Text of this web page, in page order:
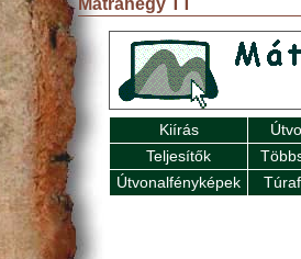
Kiírás
Teljesítők
Útvonalfényképek